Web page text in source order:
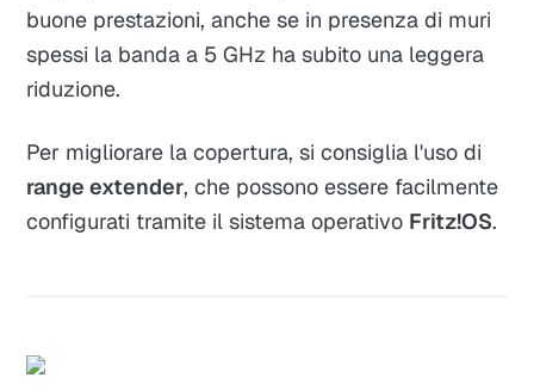
buone prestazioni, anche se in presenza di muri
spessi la banda a 5 GHz ha subito una leggera
riduzione.
Per migliorare la copertura, si consiglia l'uso di
range extender, che possono essere facilmente
configurati tramite il sistema operativo Fritz!OS.